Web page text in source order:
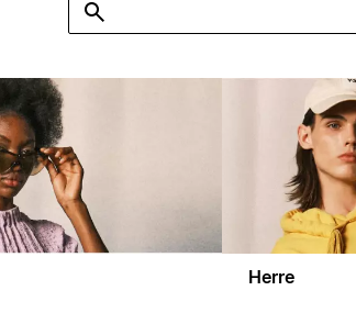
Herre